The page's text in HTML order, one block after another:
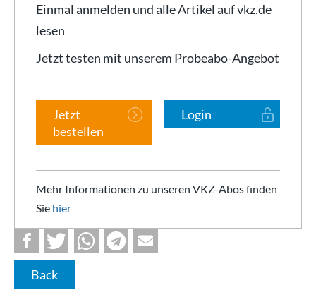
Einmal anmelden und alle Artikel auf vkz.de
lesen
Jetzt testen mit unserem Probeabo-Angebot
Jetzt
bestellen
Login
Mehr Informationen zu unseren VKZ-Abos finden
Sie hier
Back